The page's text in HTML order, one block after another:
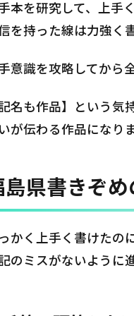
本を研究して、上手
を持った線は力強く
意識を攻略してから
記名も作品】という
が伝わる作品になり
島県書きぞめ
かく上手く書けたの
のミスがないように